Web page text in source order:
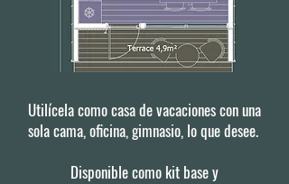
Utilícela como casa de vacaciones con una
sola cama, oficina, gimnasio, lo que desee.
Disponible como kit base y